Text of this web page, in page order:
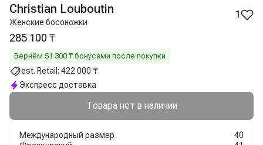
Christian Louboutin
Женские босоножки
1
285 100 ₸
Вернём 51 300 ₸ бонусами после покупки
est. Retail: 422 000 ₸
Экспресс доставка
Товара нет в наличии
Международный размер
40